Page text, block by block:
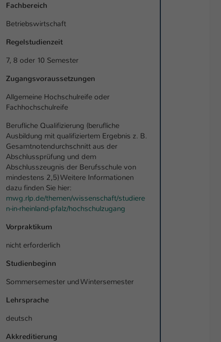
Fachbereich
Betriebswirtschaft
Regelstudienzeit
7, 8 oder 10 Semester
Zugangsvoraussetzungen
Allgemeine Hochschulreife oder
Fachhochschulreife
Berufliche Qualifizierung (berufliche
Ausbildung mit qualifiziertem Ergebnis z. B.
Gesamtnotendurchschnitt aus der
Abschlussprüfung und dem
Abschlusszeugnis der Berufsschule von
mindestens 2,5) Weitere Informationen
dazu finden Sie hier:
mwg.rlp.de/themen/wissenschaft/studiere
n-in-rheinland-pfalz/hochschulzugang
Vorpraktikum
nicht erforderlich
Studienbeginn
Sommersemester und Wintersemester
Lehrsprache
deutsch
Akkreditierung